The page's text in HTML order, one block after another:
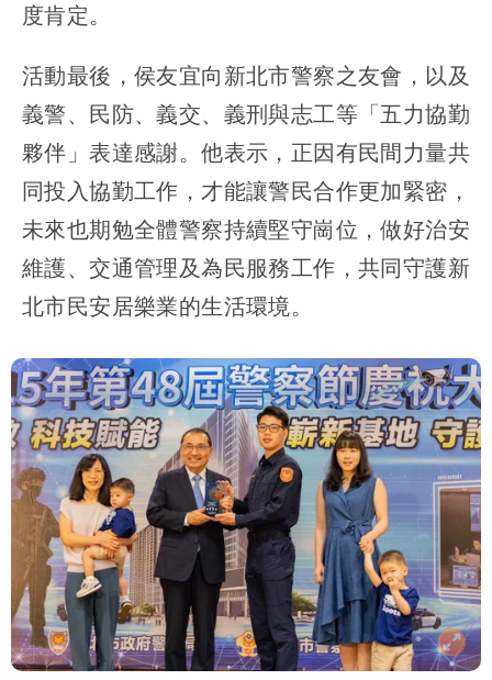
度肯定。
活動最後，侯友宜向新北市警察之友會，以及
義警、民防、義交、義刑與志工等「五力協勤
夥伴」表達感謝。他表示，正因有民間力量共
同投入協勤工作，才能讓警民合作更加緊密，
未來也期勉全體警察持續堅守崗位，做好治安
維護、交通管理及為民服務工作，共同守護新
北市民安居樂業的生活環境。